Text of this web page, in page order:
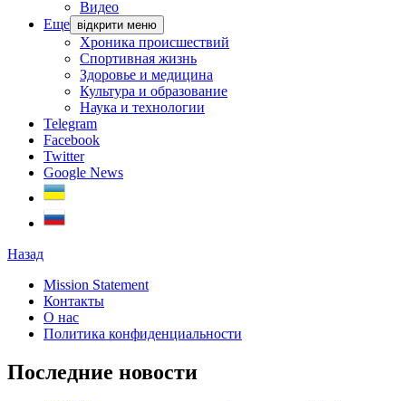
Видео
Еще відкрити меню
Хроника происшествий
Спортивная жизнь
Здоровье и медицина
Культура и образование
Наука и технологии
Telegram
Facebook
Twitter
Google News
Назад
Mission Statement
Контакты
О нас
Политика конфиденциальности
Последние новости